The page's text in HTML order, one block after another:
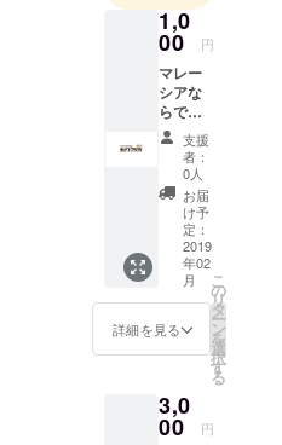
起業。日本
留学の紹介
や日本語出
張レッス
ン、通訳な
どの事業を
展開しなが
らABE UK
(ビジネス専
門士)を取
得。現在は
皇家のマカ
茶正規輸入
代理【Silent
開業準備
1,0
00 円
マレー
シアな
らでは
の四か
国語で
書くお
礼メッ
セージ
(日本
語、英
語、マ
レー
語、中
国語)
支援
者：
0人
お届
け予
定：
2019
年02
月
詳細を見る
こ
の
リ
タ
ー
ン
を
選
択
す
る
3,0
00 円